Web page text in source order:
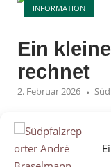
INFORMATION
Ein
rechnet
2. Februar 2026
Ein kleiner Ausflug,
Südpfalz ruhig
Sonntage, an